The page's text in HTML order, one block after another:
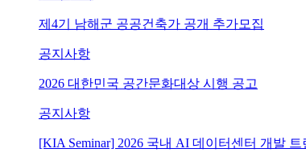
제4기 남해군 공공건축가 공개 추가모집
공지사항
2026 대한민국 공간문화대상 시행 공고
공지사항
[KIA Seminar] 2026 국내 AI 데이터센터 개발